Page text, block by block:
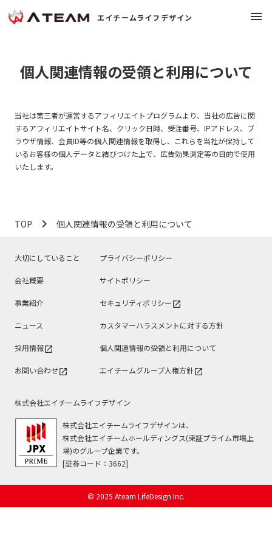
エイチームライフデザイン menu
事業紹介 chevron_right
ニュース
個人関連情報の受領と利用について
当社は第三者が運営するアフィリエイトプログラムより、当社の広告に関
するアフィリエイトサイト名、クリック日時、受注番号、IPアドレス、ブ
ラウザ情報、会員ID等の個人関連情報を取得し、これらを当社が保持して
いるお客様の個人データと結びつけた上で、広告効果測定等の目的で使用
いたします。
TOP navigate_next 個人関連情報の受領と利用について
株式会社エイチームライフデザイン
株式会社エイチームライフデザインは、
株式会社エイチームホールディングス(東証プライム市場上
場)のグループ企業です。
[証券コード：3662]
大切にしていること
会社概要
事業紹介
ニュース
採用情報open_in_new
お問い合わせopen_in_new
プライバシーポリシー
サイトポリシー
セキュリティポリシーopen_in_new
カスタマーハラスメントに対する方針
個人関連情報の受領と利用について
エイチームグループ人権方針open_in_new
© 2025 Ateam LifeDesign Inc.